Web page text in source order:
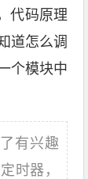
代码原理
道怎么调
个模块中
有兴趣
时器，